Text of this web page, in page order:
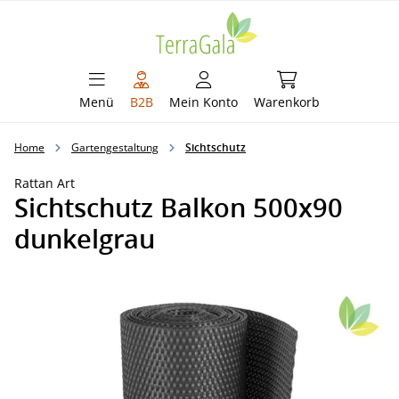
Menü B2B Mein Konto Warenkorb
Warenkorb
Home Gartengestaltung Sichtschutz
Rattan Art
Sichtschutz Balkon 500x90
dunkelgrau